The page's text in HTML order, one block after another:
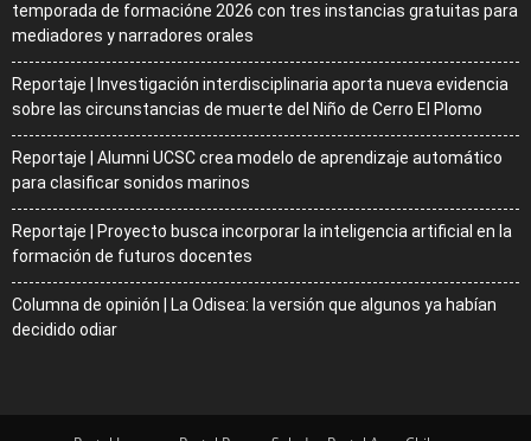
temporada de formacióne 2026 con tres instancias gratuitas para
mediadores y narradores orales
Reportaje | Investigación interdisciplinaria aporta nueva evidencia
sobre las circunstancias de muerte del Niño de Cerro El Plomo
Reportaje | Alumni UCSC crea modelo de aprendizaje automático
para clasificar sonidos marinos
Reportaje | Proyecto busca incorporar la inteligencia artificial en la
formación de futuros docentes
Columna de opinión | La Odisea: la versión que algunos ya habían
decidido odiar